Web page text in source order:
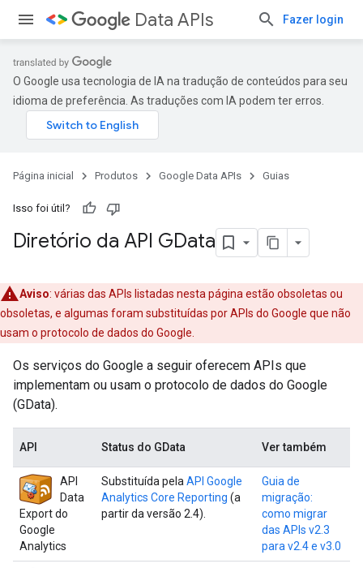
Data APIs Fazer login
O Google usa tecnologia de IA na tradução de conteúdos para seu
idioma de preferência. As traduções com IA podem ter erros.
Página inicial Produtos Google Data APIs Guias
Isso foi útil?
Diretório da API GData
Aviso: várias das APIs listadas nesta página estão obsoletas ou
obsoletas, e algumas foram substituídas por APIs do Google que não
usam o protocolo de dados do Google.
Os serviços do Google a seguir oferecem APIs que
implementam ou usam o protocolo de dados do Google
(GData).
API Status do GData Ver também
API
Data
Export do
Google
Analytics
Substituída pela API Google
Analytics Core Reporting (a
partir da versão 2.4).
Guia de
migração:
como migrar
das APIs v2.3
para v2.4 e v3.0